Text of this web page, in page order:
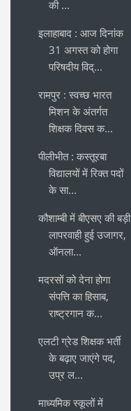
की ...
इलाहाबाद : आज दिनांक
31 अगस्त को होगा
परिषदीय विद्...
रामपुर : स्वच्छ भारत
मिशन के अंतर्गत
शिक्षक दिवस क...
पीलीभीत : कस्तूरबा
विद्यालयों में रिक्त पदों
के सा...
कौशाम्बी में बीएसए की बड़ी
लापरवाही हुई उजागर,
ऑनला...
मदरसों को देना होगा
संपत्ति का हिसाब,
राष्ट्रगान क...
एलटी ग्रेड शिक्षक भर्ती
के बढ़ाए जाएंगे पद,
उप्र ल...
माध्यमिक स्कूलों में